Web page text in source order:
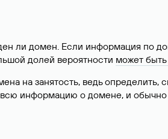
ли домен. Если информация по
долей вероятности может
на занятость, ведь
информацию о домене, и